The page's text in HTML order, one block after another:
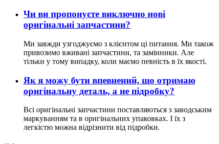
Чи ви пропонуєте виключно нові
оригінальні запчастини?
Ми завжди узгоджуємо з клієнтом ці питання. Ми також
привозимо вживані запчастини, та замінники. Але
тільки у тому випадку, коли маємо певність в їх якості.
Як я можу бути впевнений, що отримаю
оригінальну деталь, а не підробку?
Всі оригінальні запчастини поставляються з заводським
маркуванням та в оригінальних упаковках. І їх з
легкістю можна відрізнити від підробки.